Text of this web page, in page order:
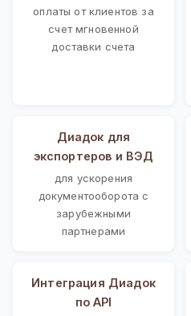
оплаты от клиентов за
счет мгновенной
доставки счета
Диадок для
экспортеров и ВЭД
для ускорения
документооборота с
зарубежными
партнерами
Интеграция Диадок
по API